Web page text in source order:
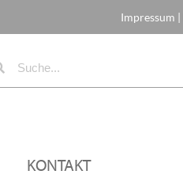
Impressum |
KONTAKT